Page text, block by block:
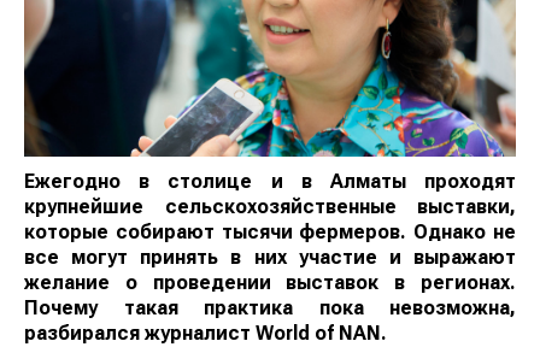
Ежегодно в столице и в Алматы проходят
крупнейшие сельскохозяйственные выставки,
которые собирают тысячи фермеров. Однако не
все могут принять в них участие и выражают
желание о проведении выставок в регионах.
Почему такая практика пока невозможна,
разбирался журналист World of NAN .